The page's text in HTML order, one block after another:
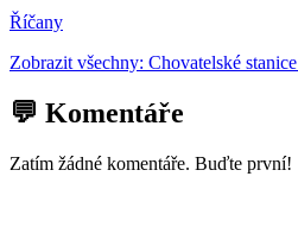
Říčany
Zobrazit všechny: Chovatelské stanice
💬 Komentáře
Zatím žádné komentáře. Buďte první!